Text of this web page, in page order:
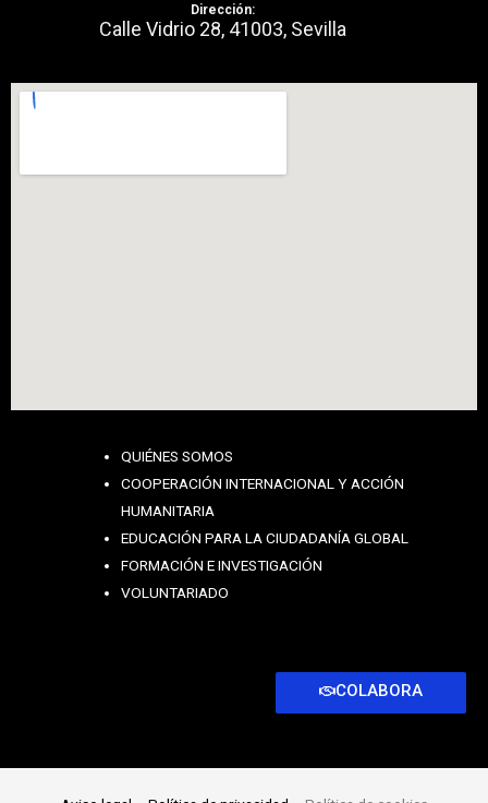
Dirección:
Calle Vidrio 28, 41003, Sevilla
QUIÉNES SOMOS
COOPERACIÓN INTERNACIONAL Y ACCIÓN
HUMANITARIA
EDUCACIÓN PARA LA CIUDADANÍA GLOBAL
FORMACIÓN E INVESTIGACIÓN
VOLUNTARIADO
COLABORA